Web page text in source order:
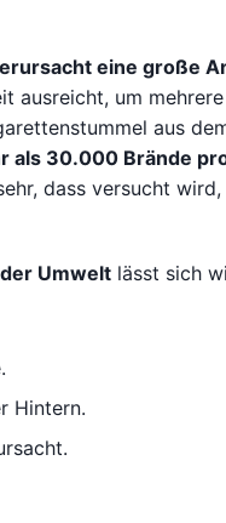
eine große
ausreicht, um
aus
als 30.000 Brände
dass versucht
Umwelt lässt sich
Hintern.